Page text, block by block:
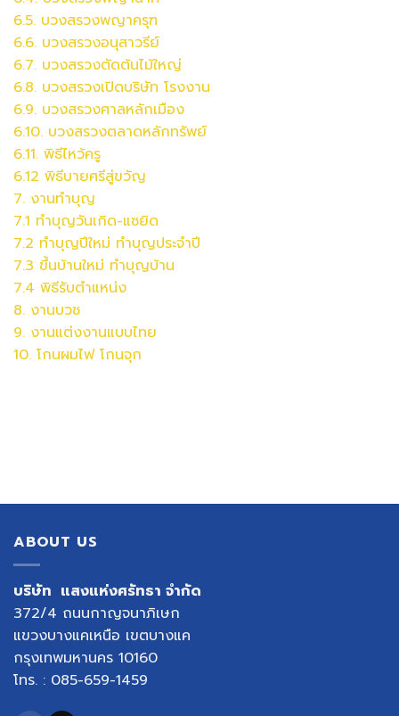
6.5. บวงสรวงพญาครุฑ
6.6. บวงสรวงอนุสาวรีย์
6.7. บวงสรวงตัดต้นไม้ใหญ่
6.8. บวงสรวงเปิดบริษัท โรงงาน
6.9. บวงสรวงศาลหลักเมือง
6.10. บวงสรวงตลาดหลักทรัพย์
6.11. พิธีไหว้ครู
6.12 พิธีบายศรีสู่ขวัญ
7. งานทำบุญ
7.1 ทำบุญวันเกิด-แซยิด
7.2 ทำบุญปีใหม่ ทำบุญประจำปี
7.3 ขึ้นบ้านใหม่ ทำบุญบ้าน
7.4 พิธีรับตำแหน่ง
8. งานบวช
9. งานแต่งงานแบบไทย
10. โกนผมไฟ โกนจุก
ABOUT US
บริษัท แสงแห่งศรัทธา จำกัด
372/4 ถนนกาญจนาภิเษก
แขวงบางแคเหนือ เขตบางแค
กรุงเทพมหานคร 10160
โทร. : 085-659-1459